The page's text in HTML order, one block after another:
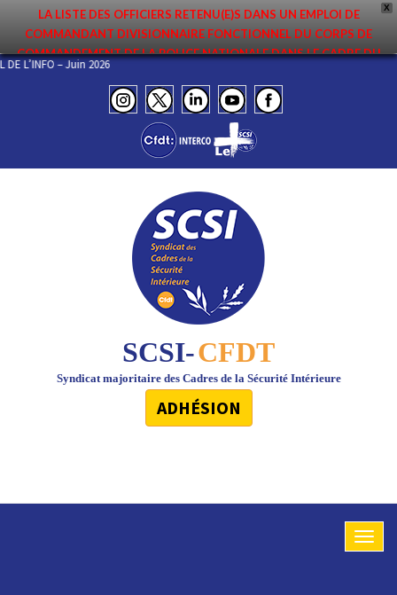
X
LA LISTE DES OFFICIERS RETENU(E)S DANS UN EMPLOI DE
COMMANDANT DIVISIONNAIRE FONCTIONNEL DU CORPS DE
COMMANDEMENT DE LA POLICE NATIONALE DANS LE CADRE DU
PREMIER MOUVEMENT 2026 A ÉTÉ DIFFUSÉE. ELLE EST DISPONIBLE EN
PAGES PROTÉGÉES DU SITE. FÉLICITATIONS AUX NOMMÉ(E)S !
DE L’INFO – Juin 2026
SCSI-CFDT
Syndicat majoritaire des Cadres de la Sécurité Intérieure
ADHÉSION